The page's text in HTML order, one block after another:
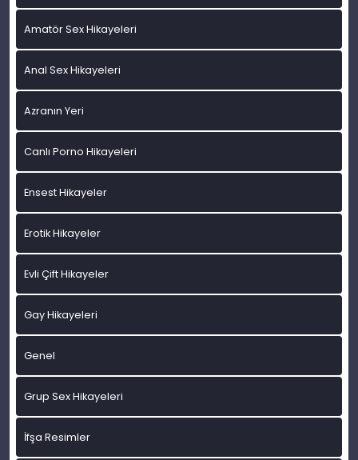
Amatör Sex Hikayeleri
Anal Sex Hikayeleri
Azranın Yeri
Canlı Porno Hikayeleri
Ensest Hikayeler
Erotik Hikayeler
Evli Çift Hikayeler
Gay Hikayeleri
Genel
Grup Sex Hikayeleri
İfşa Resimler